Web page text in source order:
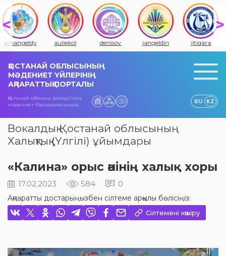
amangeldy auliekol denisov jangeldin jitiqara
ҚОСТАНАЙ ОБЛЫСЫНЫҢ
МӘДЕНИЕТ ҮЙЛЕРІНІҢ
АҚПАРАТТЫҚ ПОРТАЛЫ
Қостанай облысы әкімдігінің
мәдениет басқармасының
RU KZ
Вокалдық Қостанай облысының
Халықтық (Үлгілі) ұйымдары
«Калина» орыс әнінің халық хоры
17.02.2023 584 0
Ақпаратты достарыңызбен сілтеме арқылы бөлісіңіз:
Сілтемені көшіру